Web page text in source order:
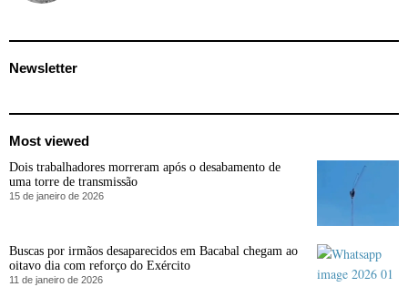
Newsletter
Most viewed
Dois trabalhadores morreram após o desabamento de
uma torre de transmissão
15 de janeiro de 2026
Buscas por irmãos desaparecidos em Bacabal chegam ao
oitavo dia com reforço do Exército
11 de janeiro de 2026